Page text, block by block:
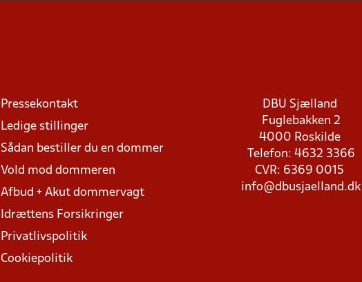
Pressekontakt
Ledige stillinger
Sådan bestiller du en dommer
Vold mod dommeren
Afbud + Akut dommervagt
Idrættens Forsikringer
Privatlivspolitik
Cookiepolitik
DBU Sjælland
Fuglebakken 2
4000 Roskilde
Telefon: 4632 3366
CVR: 6369 0015
info@dbusjaelland.dk